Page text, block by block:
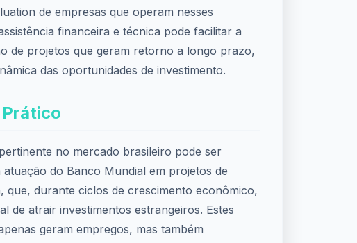
de empresas que operam nesses
financeira e técnica pode facilitar a
de projetos que geram retorno a longo prazo,
das oportunidades de investimento.
no mercado brasileiro pode ser
do Banco Mundial em projetos de
que, durante ciclos de crescimento econômico,
de atrair investimentos estrangeiros. Estes
geram empregos, mas também